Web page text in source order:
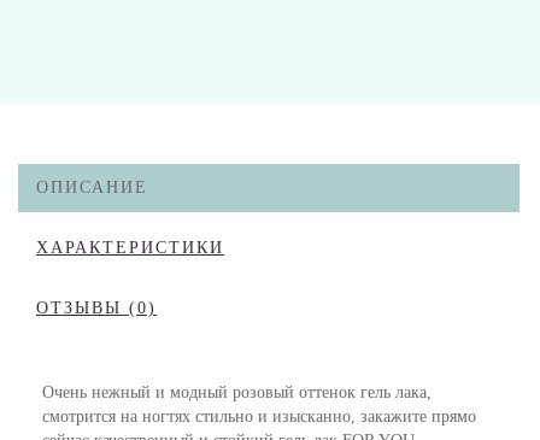
ОПИСАНИЕ
ХАРАКТЕРИСТИКИ
ОТЗЫВЫ (0)
Очень нежный и модный розовый оттенок гель лака,
смотрится на ногтях стильно и изысканно, закажите прямо